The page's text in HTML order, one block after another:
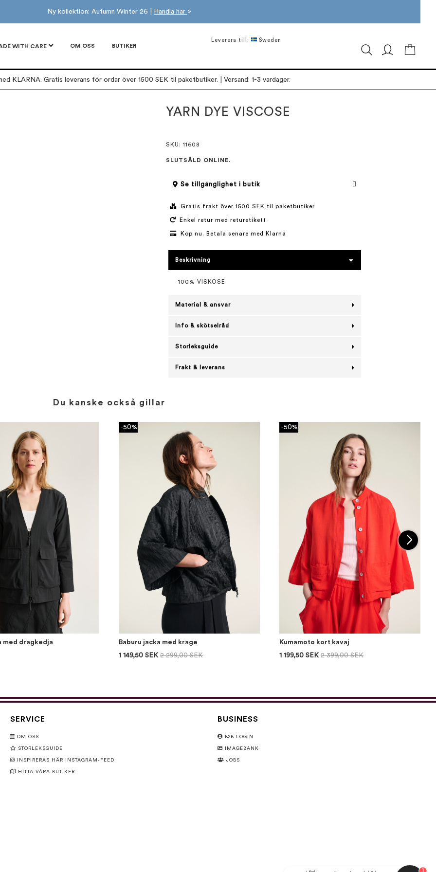
Ny kollektion: Autumn Winter 26 | Handla här >
WITH CARE OM OSS BUTIKER
Leverera till: Sweden
KLARNA. Gratis leverans för ordar över 1500 SEK til paketbutiker. | Versand: 1-3 vardager.
YARN DYE VISCOSE
SKU : 11608
SLUTSÅLD ONLINE.
Se tillgänglighet i butik
Gratis frakt över 1500 SEK til paketbutiker
Enkel retur med returetikett
Köp nu. Betala senare med Klarna
Beskrivning
100% VISKOSE
Material & ansvar
Info & skötselråd
Storleksguide
Frakt & leverans
Du kanske också gillar
med dragkedja
-50%
Baburu jacka med krage
1 149,50 SEK 2 299,00 SEK
-50%
Kumamoto kort kavaj
1 199,50 SEK 2 399,00 SEK
SERVICE
OM OSS
STORLEKSGUIDE
INSPIRERAS HÄR INSTAGRAM-FEED
HITTA VÅRA BUTIKER
BUSINESS
B2B LOGIN
IMAGEBANK
JOBS